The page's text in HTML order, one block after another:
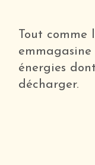
Tout comme
énergies
décharger.